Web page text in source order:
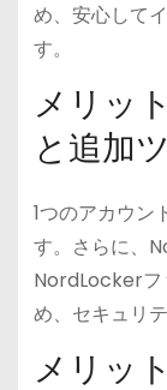
め、安心して
す。
メリッ
と追加
1つのアカウン
す。さらに、
NordLockerフ
め、セキュリ
メリッ